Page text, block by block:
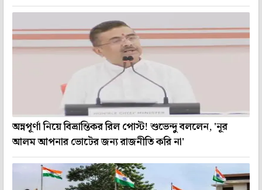
অন্নপূর্ণা নিয়ে বিভ্রান্তিকর রিল পোস্ট! শুভেন্দু বললেন, 'নূর
আলম আপনার ভোটের জন্য রাজনীতি করি না'